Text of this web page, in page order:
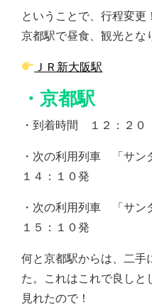
ということで、行程変更！
京都駅で昼食、観光とな
ＪＲ新大阪駅
・京都駅
・到着時間 １２：２０
・次の利用列車 「サ
１４：１０発
・次の利用列車 「サ
１５：１０発
何と京都駅からは、二手
た。これはこれで良し
見れたので！